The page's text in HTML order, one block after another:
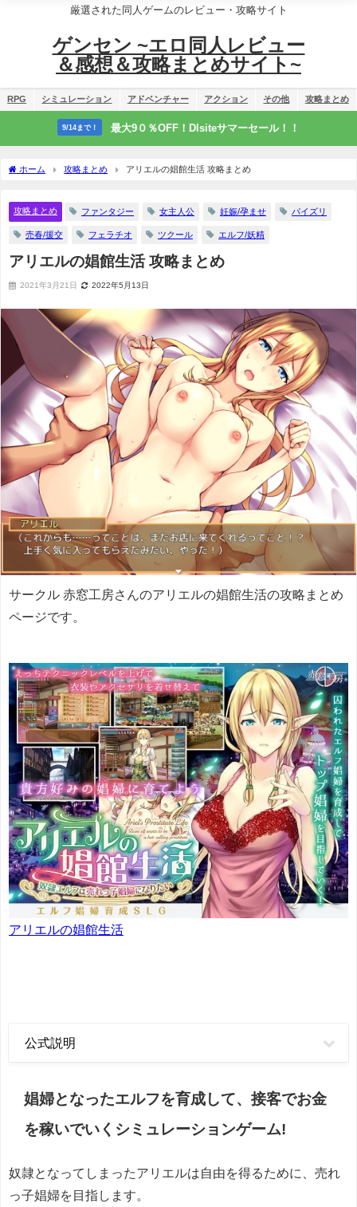
厳選された同人ゲームのレビュー・攻略サイト
ゲンセン ~エロ同人レビュー
＆感想＆攻略まとめサイト~
RPG シミュレーション アドベンチャー アクション その他 攻略まとめ
9/14まで！ 最大9０％OFF！Dlsiteサマーセール！！
ホーム 攻略まとめ アリエルの娼館生活 攻略まとめ
攻略まとめ ファンタジー 女主人公 妊娠/孕ませ パイズリ
売春/援交 フェラチオ ツクール エルフ/妖精
アリエルの娼館生活 攻略まとめ
2021年3月21日 2022年5月13日
サークル 赤窓工房さんのアリエルの娼館生活の攻略まとめ
ページです。
アリエルの娼館生活
公式説明
娼婦となったエルフを育成して、接客でお金
を稼いでいくシミュレーションゲーム!
奴隷となってしまったアリエルは自由を得るために、売れ
っ子娼婦を目指します。